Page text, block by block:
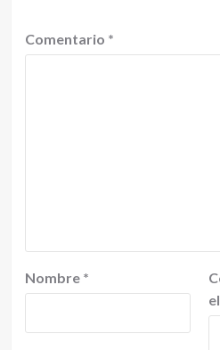
Comentario *
Nombre *